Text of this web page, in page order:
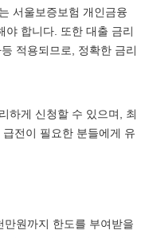
서울보증보험 개인금융
야 합니다. 또한 대출 금리
적용되므로, 정확한 금리
하게 신청할 수 있으며, 최
전이 필요한 분들에게 유
원까지 한도를 부여받을